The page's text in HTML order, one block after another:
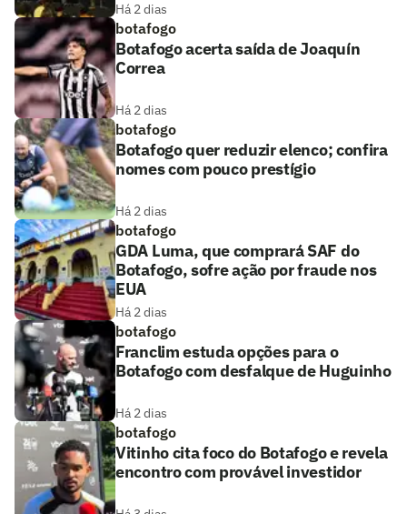
Há 2 dias
botafogo
Botafogo acerta saída de Joaquín
Correa
Há 2 dias
botafogo
Botafogo quer reduzir elenco; confira
nomes com pouco prestígio
Há 2 dias
botafogo
GDA Luma, que comprará SAF do
Botafogo, sofre ação por fraude nos
EUA
Há 2 dias
botafogo
Franclim estuda opções para o
Botafogo com desfalque de Huguinho
Há 2 dias
botafogo
Vitinho cita foco do Botafogo e revela
encontro com provável investidor